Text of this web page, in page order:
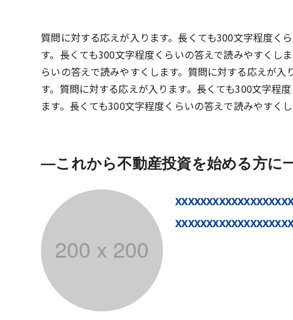
質問に対する応えが入ります。長くても300文字程度く
す。長くても300文字程度くらいの答えで読みやすくし
らいの答えで読みやすくします。質問に対する応えが
す。質問に対する応えが入ります。長くても300文字程
ます。長くても300文字程度くらいの答えで読みやすくし
これから不動産投資を始める方に